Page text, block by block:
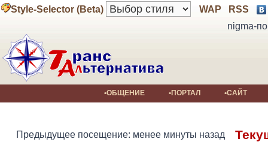
Style-Selector (Beta) WAP
RSS
nigma-
•ОБЩЕНИЕ •ПОРТАЛ •САЙТ
Предыдущее посещение: менее минуты назад